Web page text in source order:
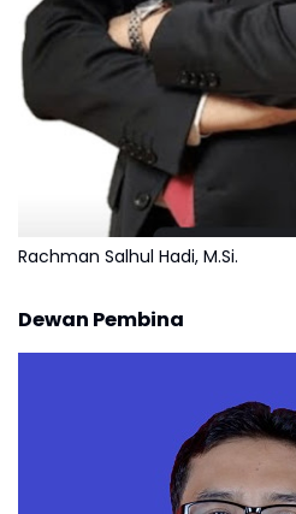
Rachman Salhul Hadi, M.Si.
Dewan Pembina